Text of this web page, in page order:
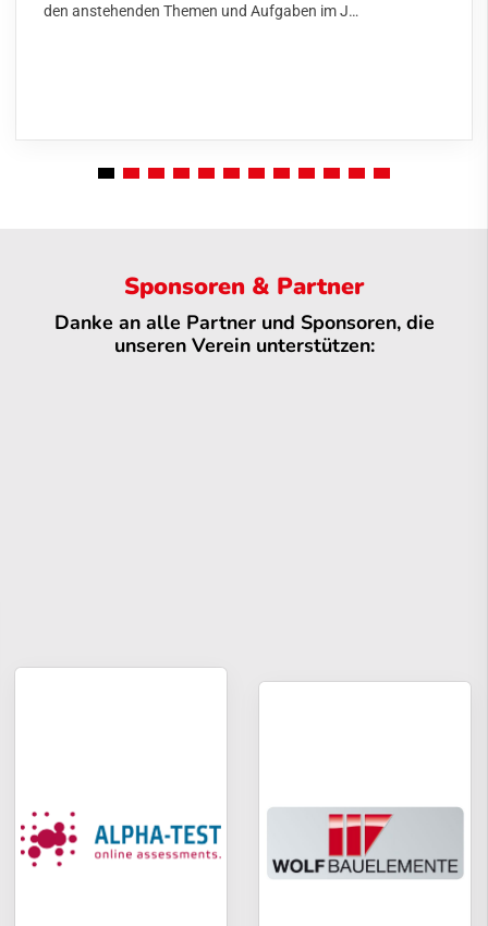
den anstehenden Themen und Aufgaben im J…
Sponsoren & Partner
Danke an alle Partner und Sponsoren, die
unseren Verein unterstützen: